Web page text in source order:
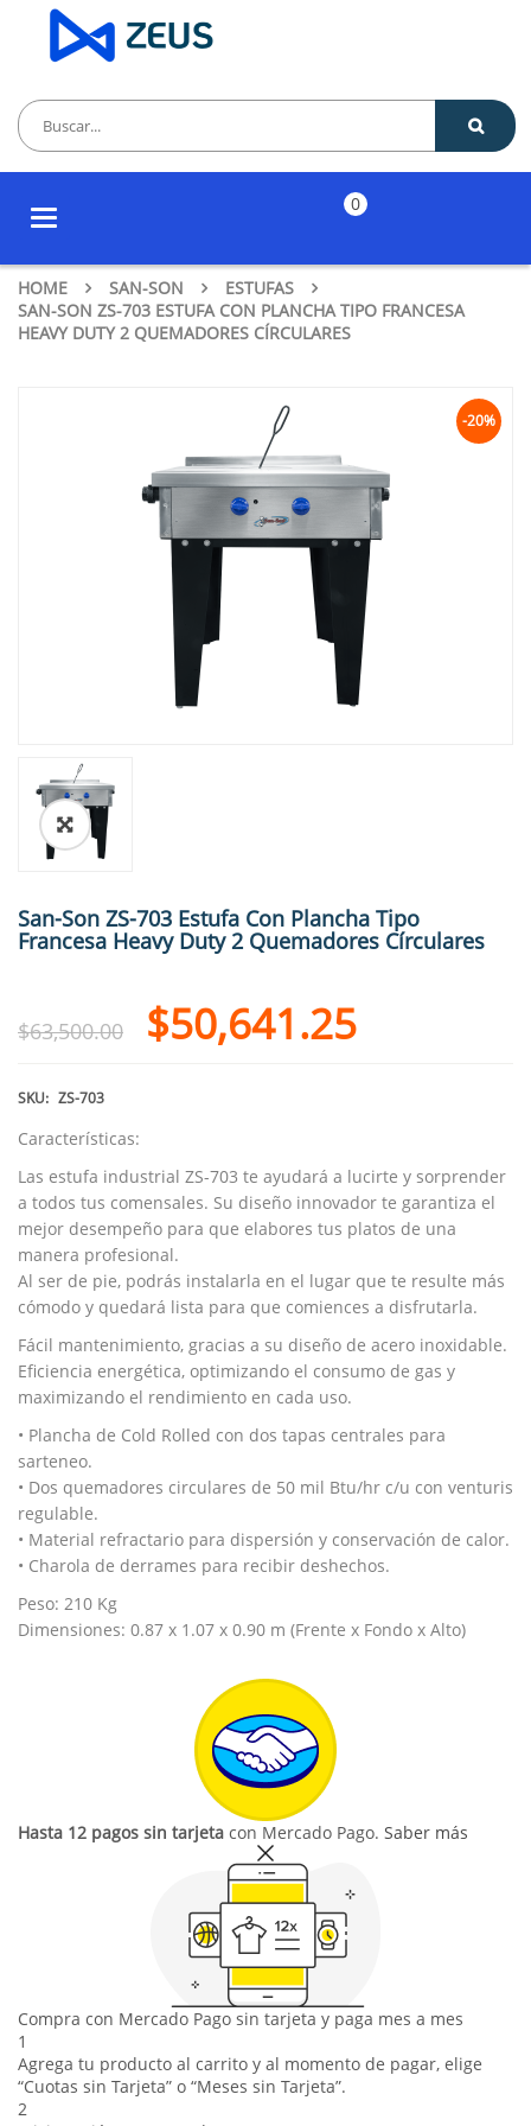
Toggle
0
HOME SAN-SON
ESTUFAS
SAN-SON ZS-703 ESTUFA CON PLANCHA TIPO FRANCESA
HEAVY DUTY 2 QUEMADORES CÍRCULARES
-20%
🔍
San-Son ZS-703 Estufa Con Plancha Tipo
Francesa Heavy Duty 2 Quemadores Círculares
$63,500.00 $50,641.25
SKU: ZS-703
Características:
Las estufa industrial ZS-703 te ayudará a lucirte y sorprender
a todos tus comensales. Su diseño innovador te garantiza el
mejor desempeño para que elabores tus platos de una
manera profesional.
Al ser de pie, podrás instalarla en el lugar que te resulte más
cómodo y quedará lista para que comiences a disfrutarla.
Fácil mantenimiento, gracias a su diseño de acero inoxidable.
Eficiencia energética, optimizando el consumo de gas y
maximizando el rendimiento en cada uso.
• Plancha de Cold Rolled con dos tapas centrales para
sarteneo.
• Dos quemadores circulares de 50 mil Btu/hr c/u con venturis
regulable.
• Material refractario para dispersión y conservación de calor.
• Charola de derrames para recibir deshechos.
Peso: 210 Kg
Dimensiones: 0.87 x 1.07 x 0.90 m (Frente x Fondo x Alto)
Hasta 12 pagos sin tarjeta con Mercado Pago. Saber más
Compra con Mercado Pago sin tarjeta y paga mes a mes
1
Agrega tu producto al carrito y al momento de pagar, elige
“Cuotas sin Tarjeta” o “Meses sin Tarjeta”.
2